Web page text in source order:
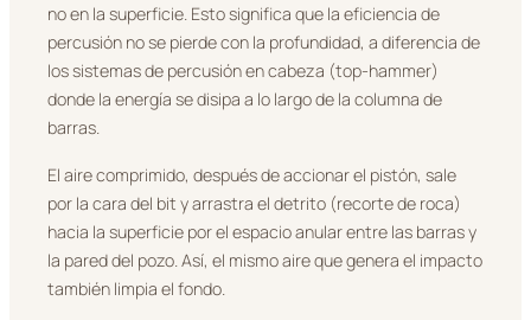
no en la superficie. Esto significa que la eficiencia de
percusión no se pierde con la profundidad, a diferencia de
los sistemas de percusión en cabeza (top-hammer)
donde la energía se disipa a lo largo de la columna de
barras.
El aire comprimido, después de accionar el pistón, sale
por la cara del bit y arrastra el detrito (recorte de roca)
hacia la superficie por el espacio anular entre las barras y
la pared del pozo. Así, el mismo aire que genera el impacto
también limpia el fondo.